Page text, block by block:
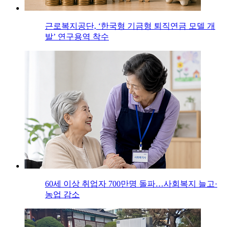
근로복지공단, ‘한국형 기금형 퇴직연금 모델 개
발’ 연구용역 착수
60세 이상 취업자 700만명 돌파…사회복지 늘고·
농업 감소